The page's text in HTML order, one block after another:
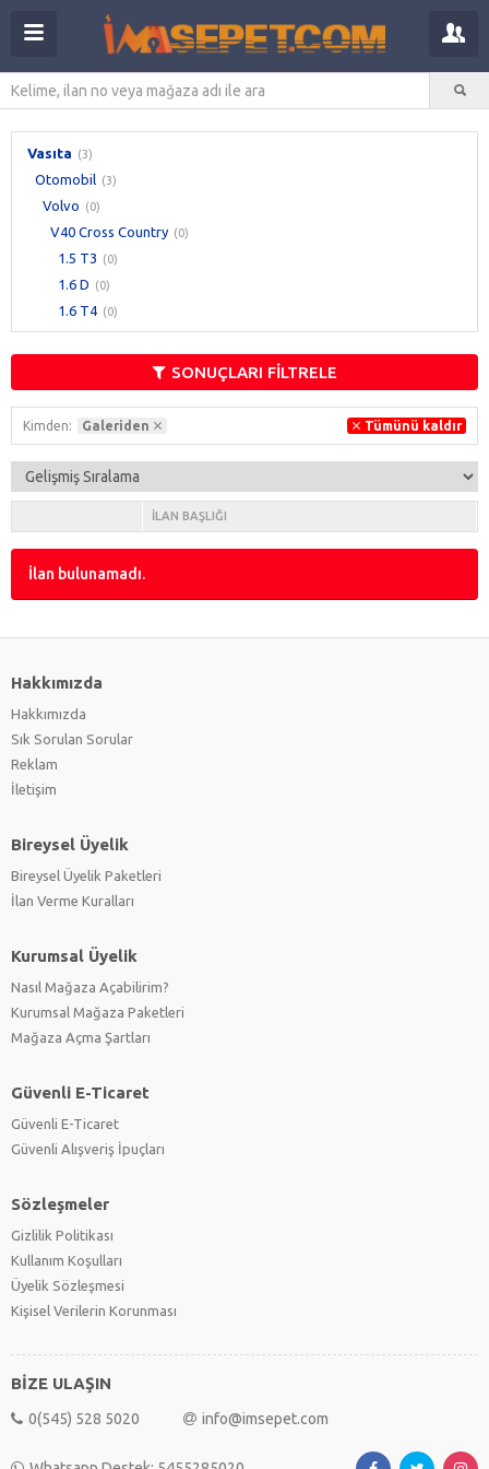
Vasıta (3)
Otomobil (3)
Volvo (0)
V40 Cross Country (0)
1.5 T3 (0)
1.6 D (0)
1.6 T4 (0)
SONUÇLARI FİLTRELE
Kimden: Galeriden Tümünü kaldır
İLAN BAŞLIĞI
İlan bulunamadı.
Hakkımızda
Hakkımızda
Sık Sorulan Sorular
Reklam
İletişim
Bireysel Üyelik
Bireysel Üyelik Paketleri
İlan Verme Kuralları
Kurumsal Üyelik
Nasıl Mağaza Açabilirim?
Kurumsal Mağaza Paketleri
Mağaza Açma Şartları
Güvenli E-Ticaret
Güvenli E-Ticaret
Güvenli Alışveriş İpuçları
Sözleşmeler
Gizlilik Politikası
Kullanım Koşulları
Üyelik Sözleşmesi
Kişisel Verilerin Korunması
BİZE ULAŞIN
0(545) 528 5020 info@imsepet.com